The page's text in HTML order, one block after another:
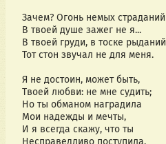
Зачем? Огонь немых страданий
В твоей душе зажег не я...
В твоей груди, в тоске рыданий
Тот стон звучал не для меня.
Я не достоин, может быть,
Твоей любви: не мне судить;
Но ты обманом наградила
Мои надежды и мечты,
И я всегда скажу, что ты